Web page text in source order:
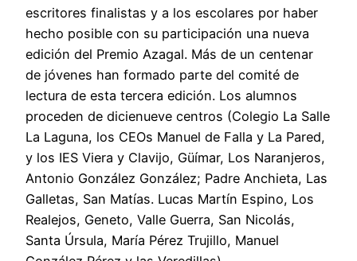
escritores finalistas y a los escolares por haber
hecho posible con su participación una nueva
edición del Premio Azagal. Más de un centenar
de jóvenes han formado parte del comité de
lectura de esta tercera edición. Los alumnos
proceden de dicienueve centros (Colegio La Salle
La Laguna, los CEOs Manuel de Falla y La Pared,
y los IES Viera y Clavijo, Güímar, Los Naranjeros,
Antonio González González; Padre Anchieta, Las
Galletas, San Matías. Lucas Martín Espino, Los
Realejos, Geneto, Valle Guerra, San Nicolás,
Santa Úrsula, María Pérez Trujillo, Manuel